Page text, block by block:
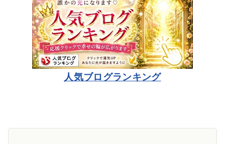
人気ブログランキング